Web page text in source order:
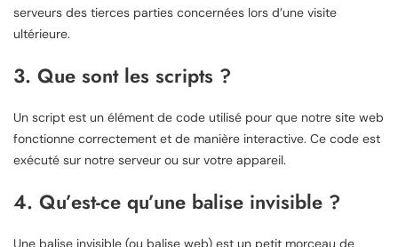
serveurs des tierces parties concernées lors d’une visite
ultérieure.
3. Que sont les scripts ?
Un script est un élément de code utilisé pour que notre site web
fonctionne correctement et de manière interactive. Ce code est
exécuté sur notre serveur ou sur votre appareil.
4. Qu’est-ce qu’une balise invisible ?
Une balise invisible (ou balise web) est un petit morceau de